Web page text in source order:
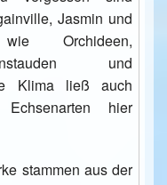
Jasmin und
Orchideen,
und
Klima ließ auch
hier
stammen aus der